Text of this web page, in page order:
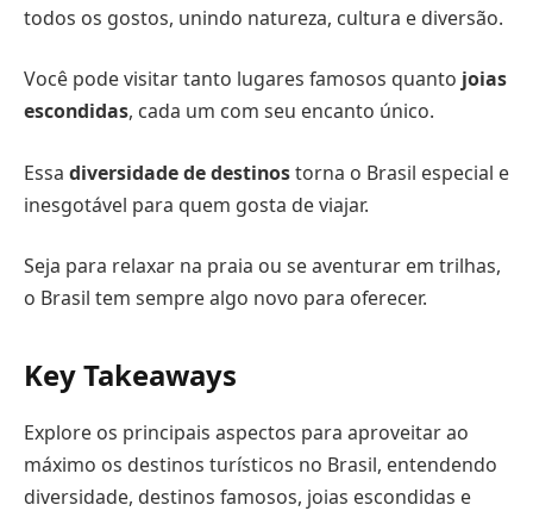
todos os gostos, unindo natureza, cultura e diversão.
Você pode visitar tanto lugares famosos quanto joias
escondidas, cada um com seu encanto único.
Essa diversidade de destinostorna o Brasil especial e
inesgotável para quem gosta de viajar.
Seja para relaxar na praia ou se aventurar em trilhas,
o Brasil tem sempre algo novo para oferecer.
Key Takeaways
Explore os principais aspectos para aproveitar ao
máximo os destinos turísticos no Brasil, entendendo
diversidade, destinos famosos, joias escondidas e